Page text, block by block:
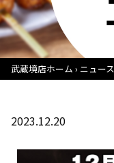
武蔵境店ホーム ニュース
2023.12.20